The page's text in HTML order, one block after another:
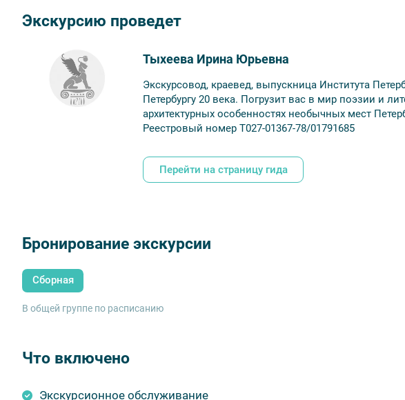
Экскурсию проведет
Тыхеева Ирина Юрьевна
Экскурсовод, краевед, выпускница Института
Петербургу 20 века. Погрузит вас в мир поэзии и
архитектурных особенностях необычных мест
Реестровый номер Т027-01367-78/01791685
Перейти на страницу гида
Бронирование экскурсии
Сборная
В общей группе по расписанию
Что включено
Экскурсионное обслуживание